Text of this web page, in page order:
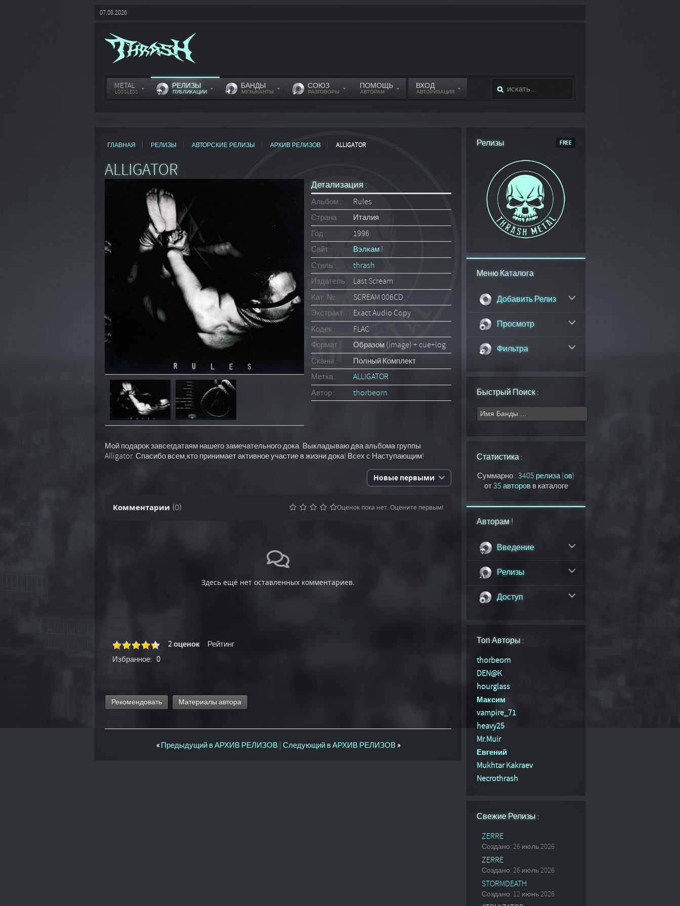
07.08.2026
METAL
LOSSLESS
РЕЛИЗЫ
ПУБЛИКАЦИИ
БАНДЫ
МУЗЫКАНТЫ
СОЮЗ
РАЗГОВОРЫ
ПОМОЩЬ
АВТОРАМ
ВХОД
АВТОРИЗАЦИЯ
ГЛАВНАЯ РЕЛИЗЫ АВТОРСКИЕ РЕЛИЗЫ АРХИВ РЕЛИЗОВ ALLIGATOR
ALLIGATOR
Детализация :
Альбом :
Rules
Страна :
Италия
Год :
1996
Сайт :
Вэлкам !
Стиль :
thrash
Издатель:
Last Scream
Кат. №:
SCREAM 006CD
Экстракт:
Exact Audio Copy
Кодек :
FLAC
Формат :
Образом (image) + cue+log
Сканы :
Полный Комплект
Метка :
ALLIGATOR
Автор :
thorbeorn
Мой подарок завсегдатаям нашего замечательного дока. Выкладываю два альбома группы
Alligator. Спасибо всем,кто принимает активное участие в жизни дока! Всех с Наступающим!
Новые первыми
Комментарии (0) Оценок пока нет. Оцените первым!
Здесь ещё нет оставленных комментариев.
Рейтинг
2 оценок
Избранное: 0
Рекомендовать Материалы автора
«Предыдущий в АРХИВ РЕЛИЗОВ Следующий в АРХИВ РЕЛИЗОВ »
Релизы
Меню Каталога
Добавить Релиз
Просмотр
Фильтра
Быстрый Поиск :
Статистика :
Суммарно : 3405 релиза (ов)
от35 авторовв каталоге
Авторам !
Введение
Релизы
Доступ
Топ Авторы :
thorbeorn
DEN@K
hourglass
Максим
vampire_71
heavy25
Mr.Muir
Евгений
Mukhtar Kakraev
Necrothrash
Свежие Релизы :
ZERRE
Создано: 26 июль 2026
ZERRE
Создано: 26 июль 2026
STORMDEATH
Создано: 12 июнь 2026